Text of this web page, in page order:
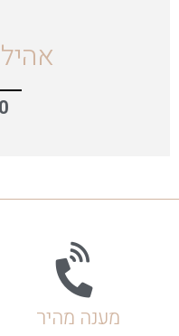
מענה מהיר